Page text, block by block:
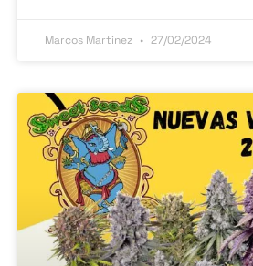
Marcos Martinez 27/02/2024